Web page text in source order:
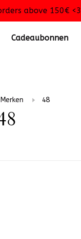
above 150€ <3
Cadeaubonnen
Merken 48